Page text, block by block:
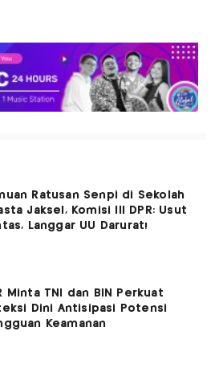
Ratusan Senpi di Sekolah
Jaksel, Komisi III DPR: Usut
Langgar UU Darurat!
Minta TNI dan BIN Perkuat
Dini Antisipasi Potensi
Keamanan